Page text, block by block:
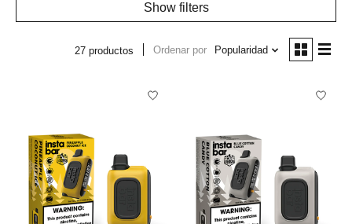
Show filters
27 productos Ordenar por Popularidad